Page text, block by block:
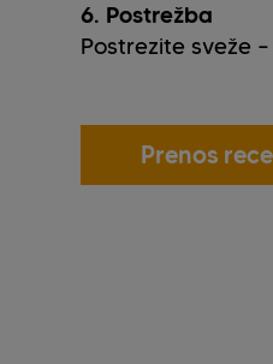
6. Postrežba
Postrezite sveže
Prenos